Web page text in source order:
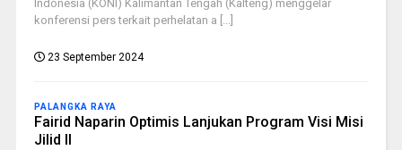
Indonesia (KONI) Kalimantan Tengah (Kalteng) menggelar
konferensi pers terkait perhelatan a [...]
23 September 2024
PALANGKA RAYA
Fairid Naparin Optimis Lanjukan Program Visi Misi
Jilid II